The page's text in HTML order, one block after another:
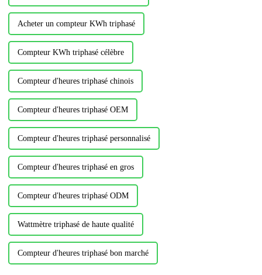
Acheter un compteur KWh triphasé
Compteur KWh triphasé célèbre
Compteur d'heures triphasé chinois
Compteur d'heures triphasé OEM
Compteur d'heures triphasé personnalisé
Compteur d'heures triphasé en gros
Compteur d'heures triphasé ODM
Wattmètre triphasé de haute qualité
Compteur d'heures triphasé bon marché